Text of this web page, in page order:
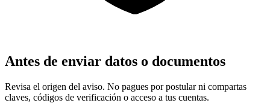
Antes de enviar datos o documentos
Revisa el origen del aviso. No pagues por postular ni compartas
claves, códigos de verificación o acceso a tus cuentas.